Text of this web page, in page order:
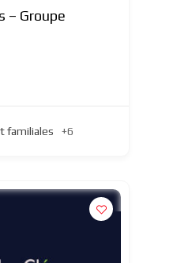
– Groupe
familiales +6